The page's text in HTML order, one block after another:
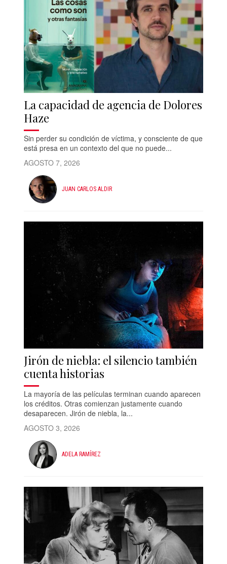
La capacidad de agencia de Dolores
Haze
Sin perder su condición de víctima, y consciente de que
está presa en un contexto del que no puede...
AGOSTO 7, 2026
JUAN CARLOS ALDIR
Jirón de niebla: el silencio también
cuenta historias
La mayoría de las películas terminan cuando aparecen
los créditos. Otras comienzan justamente cuando
desaparecen. Jirón de niebla, la...
AGOSTO 3, 2026
ADELA RAMÍREZ